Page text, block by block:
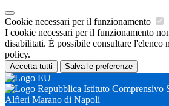
Cookie necessari per il funzionamento
I cookie necessari per il funzionamento
disabilitati. È possibile consultare l'elenco
policy.
Accetta tutti Salva le preferenze
Istituto Comprensivo
Alfieri Marano di Napoli